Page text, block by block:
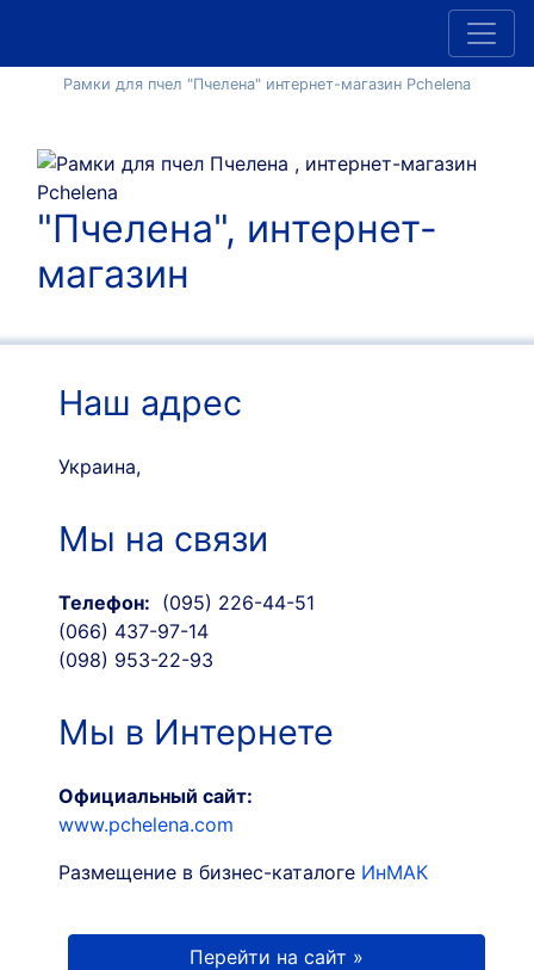
Рамки для пчел "Пчелена" интернет-магазин Pchelena
"Пчелена", интернет-
магазин
Наш адрес
Украина,
Мы на связи
Телефон: (095) 226-44-51
(066) 437-97-14
(098) 953-22-93
Мы в Интернете
Официальный сайт:
www.pchelena.com
Размещение в бизнес-каталоге ИнМАК
Перейти на сайт »